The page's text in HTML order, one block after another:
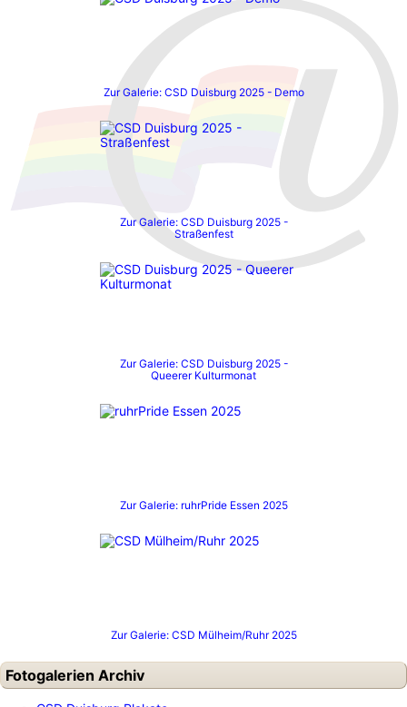
Zur Galerie: CSD Duisburg 2025 - Demo
Zur Galerie: CSD Duisburg 2025 -
Straßenfest
Zur Galerie: CSD Duisburg 2025 -
Queerer Kulturmonat
Zur Galerie: ruhrPride Essen 2025
Zur Galerie: CSD Mülheim/Ruhr 2025
Fotogalerien Archiv